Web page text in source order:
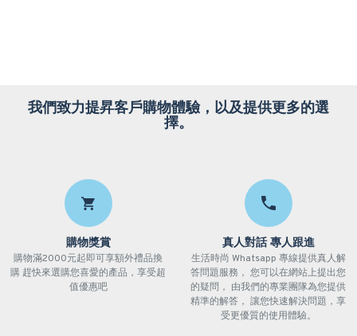
我們致力提昇客戶購物體驗，以及提供更多的選
擇。
購物獎賞
購物滿2000元起即可享額外禮品換
購 趕快來選購您喜愛的產品，享受超
值優惠吧
真人對話 專人跟進
生活時尚 Whatsapp 專線提供真人解
答問題服務， 您可以在網站上提出您
的疑問， 由我們的專業團隊為您提供
精準的解答， 讓您快速解決問題，享
受更優質的使用體驗。